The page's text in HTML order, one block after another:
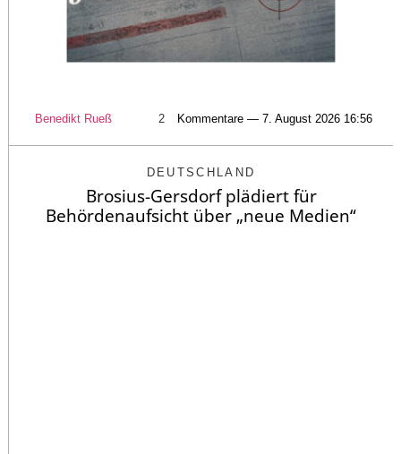
Benedikt Rueß 2 Kommentare — 7. August 2026 16:56
DEUTSCHLAND
Brosius-Gersdorf plädiert für
Behördenaufsicht über „neue Medien“